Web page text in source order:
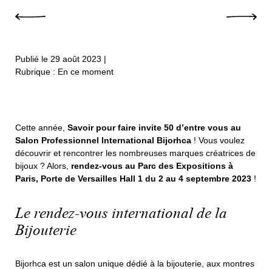
Publié le 29 août 2023 |
Rubrique : En ce moment
Cette année, Savoir pour faire invite 50 d’entre vous au
Salon Professionnel International Bijorhca ! Vous voulez
découvrir et rencontrer les nombreuses marques créatrices de
bijoux ? Alors, rendez-vous au Parc des Expositions à
Paris, Porte de Versailles Hall 1 du 2 au 4 septembre 2023 !
Le rendez-vous international de la
Bijouterie
Bijorhca est un salon unique dédié à la bijouterie, aux montres